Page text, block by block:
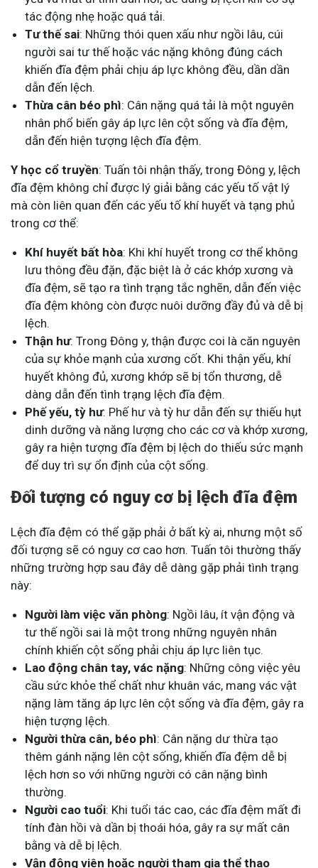
tác động nhẹ hoặc quá tải.
Tư thế sai: Những thói quen xấu như ngồi lâu, cúi
người sai tư thế hoặc vác nặng không đúng cách
khiến đĩa đệm phải chịu áp lực không đều, dần dần
dẫn đến lệch.
Thừa cân béo phì: Cân nặng quá tải là một nguyên
nhân phổ biến gây áp lực lên cột sống và đĩa đệm,
dẫn đến hiện tượng lệch đĩa đệm.
Y học cổ truyền: Tuấn tôi nhận thấy, trong Đông y, lệch
đĩa đệm không chỉ được lý giải bằng các yếu tố vật lý
mà còn liên quan đến các yếu tố khí huyết và tạng phủ
trong cơ thể:
Khí huyết bất hòa: Khi khí huyết trong cơ thể không
lưu thông đều đặn, đặc biệt là ở các khớp xương và
đĩa đệm, sẽ tạo ra tình trạng tắc nghẽn, dẫn đến việc
đĩa đệm không còn được nuôi dưỡng đầy đủ và dễ bị
lệch.
Thận hư: Trong Đông y, thận được coi là căn nguyên
của sự khỏe mạnh của xương cốt. Khi thận yếu, khí
huyết không đủ, xương khớp sẽ bị tổn thương, dễ
dàng dẫn đến tình trạng lệch đĩa đệm.
Phế yếu, tỳ hư: Phế hư và tỳ hư dẫn đến sự thiếu hụt
dinh dưỡng và năng lượng cho các cơ và khớp xương,
gây ra hiện tượng đĩa đệm bị lệch do thiếu sức mạnh
để duy trì sự ổn định của cột sống.
Đối tượng có nguy cơ bị lệch đĩa đệm
Lệch đĩa đệm có thể gặp phải ở bất kỳ ai, nhưng một số
đối tượng sẽ có nguy cơ cao hơn. Tuấn tôi thường thấy
những trường hợp sau đây dễ dàng gặp phải tình trạng
này:
Người làm việc văn phòng: Ngồi lâu, ít vận động và
tư thế ngồi sai là một trong những nguyên nhân
chính khiến cột sống phải chịu áp lực liên tục.
Lao động chân tay, vác nặng: Những công việc yêu
cầu sức khỏe thể chất như khuân vác, mang vác vật
nặng làm tăng áp lực lên cột sống và đĩa đệm, gây ra
hiện tượng lệch.
Người thừa cân, béo phì: Cân nặng dư thừa tạo
thêm gánh nặng lên cột sống, khiến đĩa đệm dễ bị
lệch hơn so với những người có cân nặng bình
thường.
Người cao tuổi: Khi tuổi tác cao, các đĩa đệm mất đi
tính đàn hồi và dần bị thoái hóa, gây ra sự mất cân
bằng và dễ bị lệch.
Vận động viên hoặc người tham gia thể thao